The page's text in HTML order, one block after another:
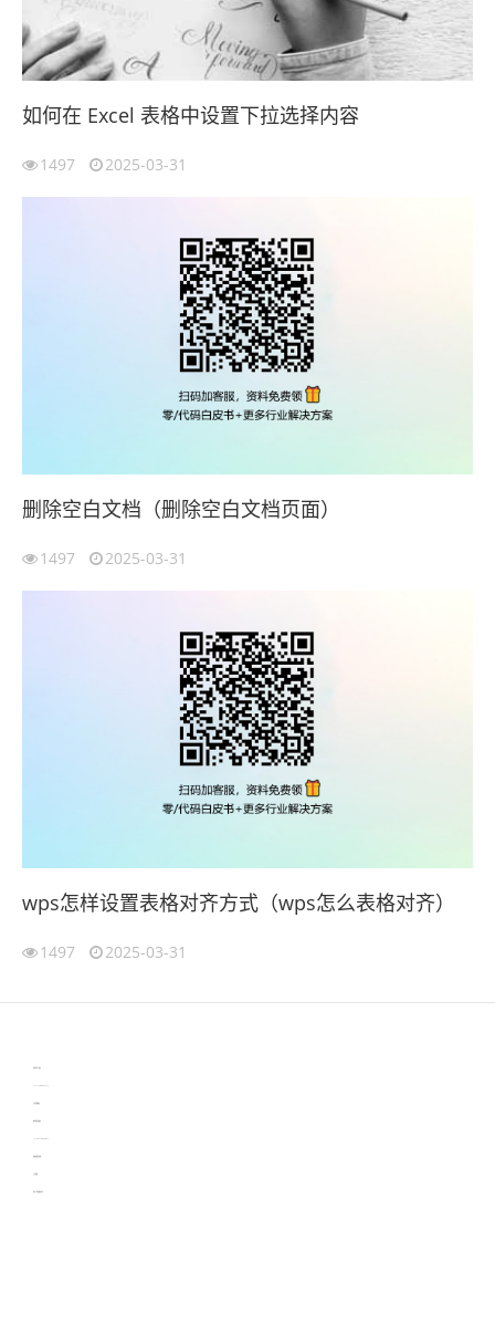
如何在 Excel 表格中设置下拉选择内容
1497 2025-03-31
删除空白文档（删除空白文档页面）
1497 2025-03-31
wps怎样设置表格对齐方式（wps怎么表格对齐）
1497 2025-03-31